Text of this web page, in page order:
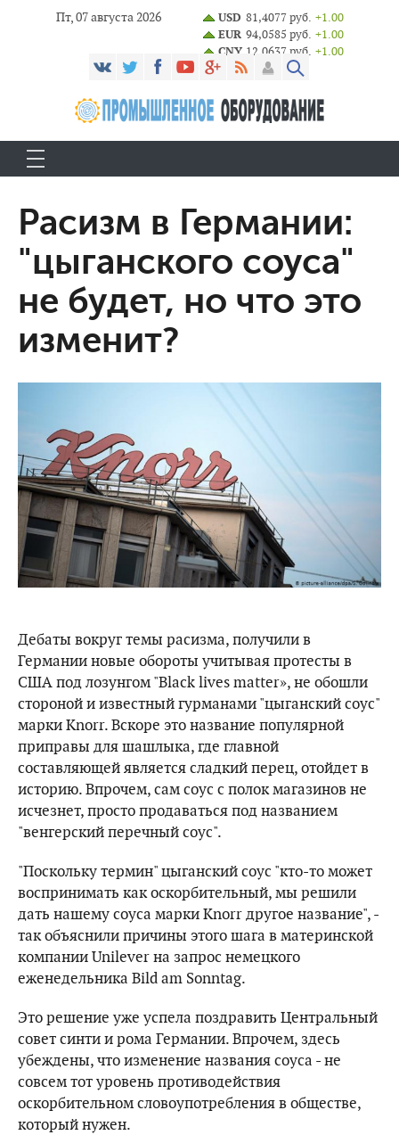
Пт, 07 августа 2026 USD 81,4077 руб. +1.00
EUR 94,0585 руб. +1.00
CNY 12,0637 руб. +1.00
Расизм в Германии:
"цыганского соуса"
не будет, но что это
изменит?
Дебаты вокруг темы расизма, получили в
Германии новые обороты учитывая протесты в
США под лозунгом "Black lives matter», не обошли
стороной и известный гурманами "цыганский соус"
марки Knorr. Вскоре это название популярной
приправы для шашлыка, где главной
составляющей является сладкий перец, отойдет в
историю. Впрочем, сам соус с полок магазинов не
исчезнет, ​​просто продаваться под названием
"венгерский перечный соус".
"Поскольку термин" цыганский соус "кто-то может
воспринимать как оскорбительный, мы решили
дать нашему соуса марки Knorr другое название", -
так объяснили причины этого шага в материнской
компании Unilever на запрос немецкого
еженедельника Bild am Sonntag.
Это решение уже успела поздравить Центральный
совет синти и рома Германии. Впрочем, здесь
убеждены, что изменение названия соуса - не
совсем тот уровень противодействия
оскорбительном словоупотребления в обществе,
который нужен.